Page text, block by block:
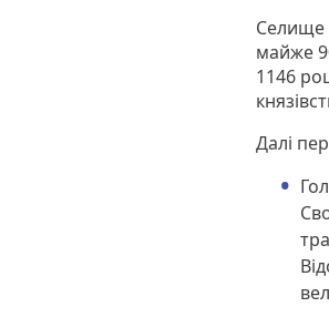
Селище
майже
1146
Далі